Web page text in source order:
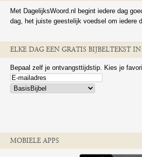
Met DagelijksWoord.nl begint iedere dag
dag, het juiste geestelijk voedsel om iedere
ELKE DAG EEN GRATIS BIJBELTEKST
Bepaal zelf je ontvangsttijdstip. Kies je
MOBIELE APPS